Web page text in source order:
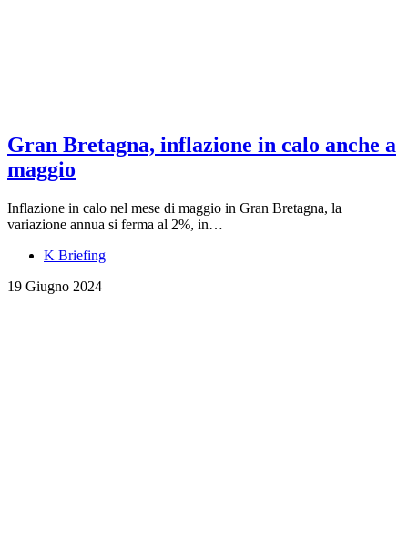
Gran Bretagna, inflazione in calo anche a
maggio
Inflazione in calo nel mese di maggio in Gran Bretagna, la
variazione annua si ferma al 2%, in…
K Briefing
19 Giugno 2024